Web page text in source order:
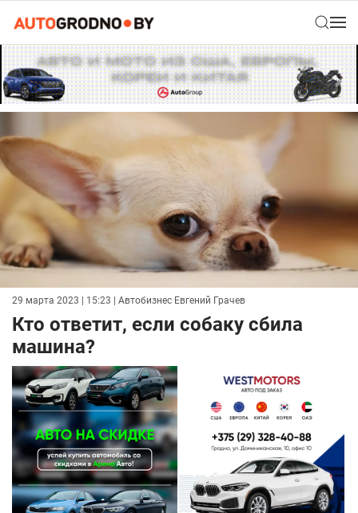
29 марта 2023 | 15:23 | Автобизнес Евгений Грачев
Кто ответит, если собаку сбила
машина?